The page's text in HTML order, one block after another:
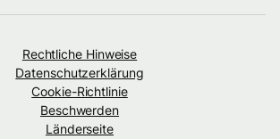
Rechtliche Hinweise
Datenschutzerklärung
Cookie-Richtlinie
Beschwerden
Länderseite